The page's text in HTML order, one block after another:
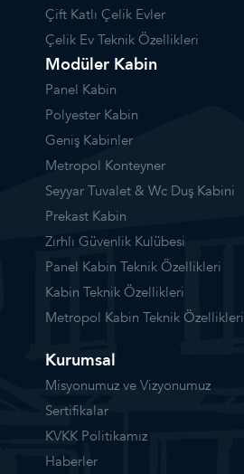
Çift Katlı Çelik Evler
Çelik Ev Teknik Özellikleri
Modüler Kabin
Panel Kabin
Polyester Kabin
Geniş Kabinler
Metropol Konteyner
Seyyar Tuvalet & Wc Duş Kabini
Prekast Kabin
Zırhlı Güvenlik Kulübesi
Panel Kabin Teknik Özellikleri
Kabin Teknik Özellikleri
Metropol Kabin Teknik Özellikleri
Kurumsal
Misyonumuz ve Vizyonumuz
Sertifikalar
KVKK Politikamız
Haberler